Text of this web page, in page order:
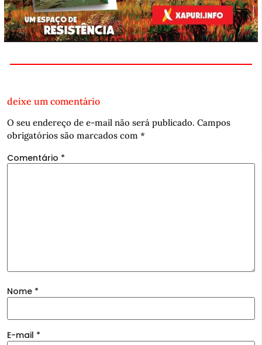
deixe um comentário
O seu endereço de e-mail não será publicado. Campos
obrigatórios são marcados com *
Comentário *
Nome *
E-mail *